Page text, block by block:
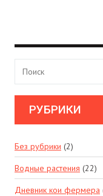
РУБРИКИ
Без рубрики (2)
Водные растения (22)
Дневник кои фермера